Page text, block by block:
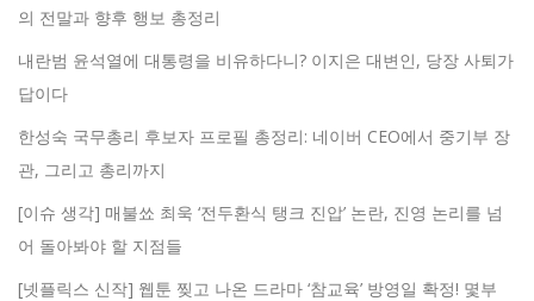
의 전말과 향후 행보 총정리
내란범 윤석열에 대통령을 비유하다니? 이지은 대변인, 당장 사퇴가
답이다
한성숙 국무총리 후보자 프로필 총정리: 네이버 CEO에서 중기부 장
관, 그리고 총리까지
[이슈 생각] 매불쑈 최욱 ‘전두환식 탱크 진압’ 논란, 진영 논리를 넘
어 돌아봐야 할 지점들
[넷플릭스 신작] 웹툰 찢고 나온 드라마 ‘참교육’ 방영일 확정! 몇부